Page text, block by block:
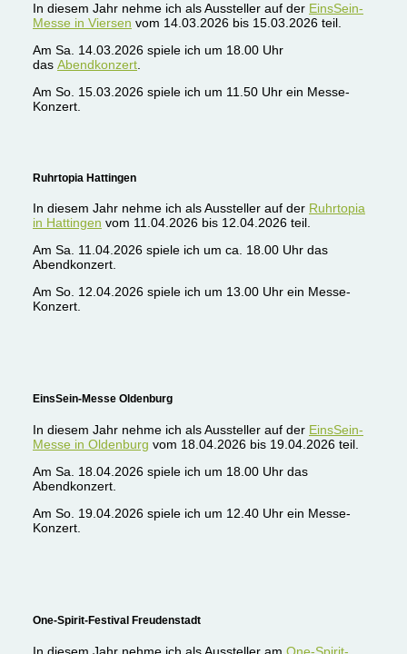
In diesem Jahr nehme ich als Aussteller auf der EinsSein-
Messe in Viersen vom 14.03.2026 bis 15.03.2026 teil.
Am Sa. 14.03.2026 spiele ich um 18.00 Uhr
das Abendkonzert.
Am So. 15.03.2026 spiele ich um 11.50 Uhr ein Messe-
Konzert.
Ruhrtopia Hattingen
In diesem Jahr nehme ich als Aussteller auf der Ruhrtopia
in Hattingen vom 11.04.2026 bis 12.04.2026 teil.
Am Sa. 11.04.2026 spiele ich um ca. 18.00 Uhr das
Abendkonzert.
Am So. 12.04.2026 spiele ich um 13.00 Uhr ein Messe-
Konzert.
EinsSein-Messe Oldenburg
In diesem Jahr nehme ich als Aussteller auf der EinsSein-
Messe in Oldenburg vom 18.04.2026 bis 19.04.2026 teil.
Am Sa. 18.04.2026 spiele ich um 18.00 Uhr das
Abendkonzert.
Am So. 19.04.2026 spiele ich um 12.40 Uhr ein Messe-
Konzert.
One-Spirit-Festival Freudenstadt
In diesem Jahr nehme ich als Aussteller am One-Spirit-